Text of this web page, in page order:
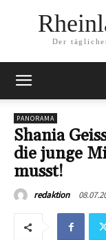
Der
PANORAMA
Shania
die junge
musst!
redaktion